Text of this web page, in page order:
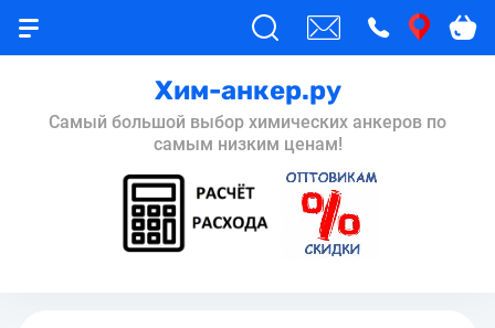
Хим-анкер.ру
Самый большой выбор химических анкеров по
самым низким ценам!